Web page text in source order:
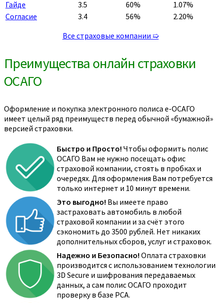
Гайде 3.5 60%
1.07%
Согласие
3.4 56%
2.20%
Все страховые компании ➯
Преимущества онлайн страховки
ОСАГО
Оформление и покупка электронного полиса е-ОСАГО
имеет целый ряд преимуществ перед обычной «бумажной»
версией страховки.
Быстро и Просто! Чтобы оформить полис
ОСАГО Вам не нужно посещать офис
страховой компании, стоять в пробках и
очередях. Для оформления Вам потребуется
только интернет и 10 минут времени.
Это выгодно! Вы имеете право
застраховать автомобиль в любой
страховой компании и за счёт этого
сэкономить до 3500 рублей. Нет никаких
дополнительных сборов, услуг и страховок.
Надежно и Безопасно! Оплата страховки
производится с использованием технологии
3D Secure и шифрования передаваемых
данных, а сам полис ОСАГО проходит
проверку в базе РСА.